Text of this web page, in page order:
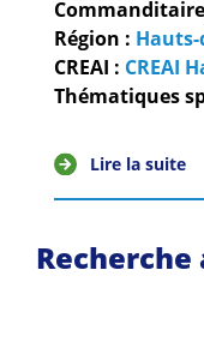
Région : Hauts-
CREAI : CREAI
Thématiques
Lire la suite
Recherche